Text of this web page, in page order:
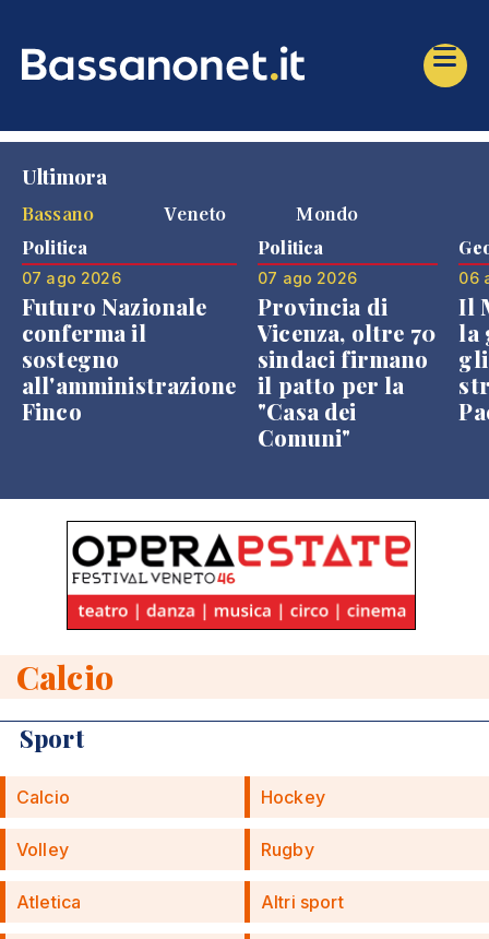
Ultimora
Bassano
Veneto Mondo
Politica
07 ago 2026
Futuro Nazionale
conferma il
sostegno
all'amministrazione
Finco
Politica
07 ago 2026
Provincia di
Vicenza, oltre 70
sindaci firmano
il patto per la
"Casa dei
Comuni"
06
Il
la
Calcio
Sport
Calcio Hockey
Volley Rugby
Atletica Altri sport